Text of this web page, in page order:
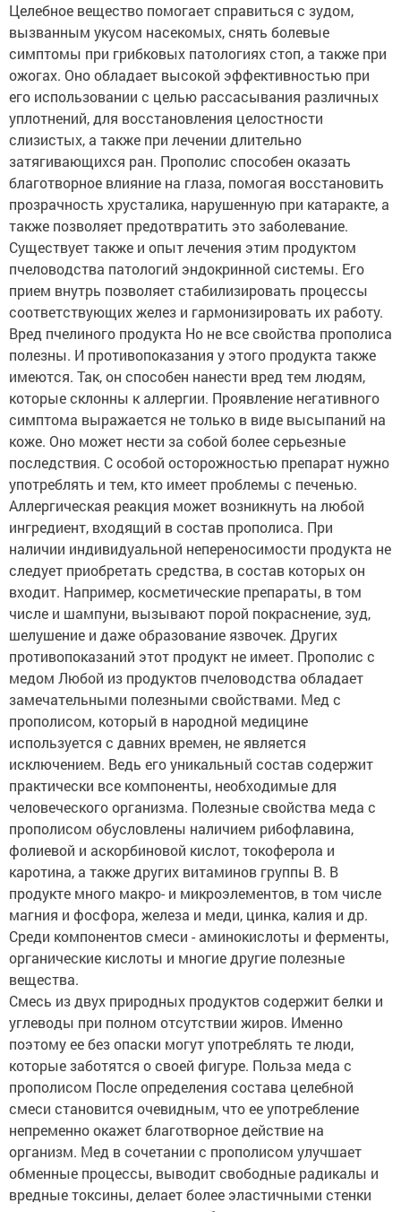
Целебное вещество помогает справиться с зудом,
вызванным укусом насекомых, снять болевые
симптомы при грибковых патологиях стоп, а также при
ожогах. Оно обладает высокой эффективностью при
его использовании с целью рассасывания различных
уплотнений, для восстановления целостности
слизистых, а также при лечении длительно
затягивающихся ран. Прополис способен оказать
благотворное влияние на глаза, помогая восстановить
прозрачность хрусталика, нарушенную при катаракте, а
также позволяет предотвратить это заболевание.
Существует также и опыт лечения этим продуктом
пчеловодства патологий эндокринной системы. Его
прием внутрь позволяет стабилизировать процессы
соответствующих желез и гармонизировать их работу.
Вред пчелиного продукта Но не все свойства прополиса
полезны. И противопоказания у этого продукта также
имеются. Так, он способен нанести вред тем людям,
которые склонны к аллергии. Проявление негативного
симптома выражается не только в виде высыпаний на
коже. Оно может нести за собой более серьезные
последствия. С особой осторожностью препарат нужно
употреблять и тем, кто имеет проблемы с печенью.
Аллергическая реакция может возникнуть на любой
ингредиент, входящий в состав прополиса. При
наличии индивидуальной непереносимости продукта не
следует приобретать средства, в состав которых он
входит. Например, косметические препараты, в том
числе и шампуни, вызывают порой покраснение, зуд,
шелушение и даже образование язвочек. Других
противопоказаний этот продукт не имеет. Прополис с
медом Любой из продуктов пчеловодства обладает
замечательными полезными свойствами. Мед с
прополисом, который в народной медицине
используется с давних времен, не является
исключением. Ведь его уникальный состав содержит
практически все компоненты, необходимые для
человеческого организма. Полезные свойства меда с
прополисом обусловлены наличием рибофлавина,
фолиевой и аскорбиновой кислот, токоферола и
каротина, а также других витаминов группы В. В
продукте много макро- и микроэлементов, в том числе
магния и фосфора, железа и меди, цинка, калия и др.
Среди компонентов смеси - аминокислоты и ферменты,
органические кислоты и многие другие полезные
вещества.
Смесь из двух природных продуктов содержит белки и
углеводы при полном отсутствии жиров. Именно
поэтому ее без опаски могут употреблять те люди,
которые заботятся о своей фигуре. Польза меда с
прополисом После определения состава целебной
смеси становится очевидным, что ее употребление
непременно окажет благотворное действие на
организм. Мед в сочетании с прополисом улучшает
обменные процессы, выводит свободные радикалы и
вредные токсины, делает более эластичными стенки